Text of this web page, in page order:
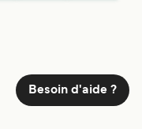
Besoin d'aide ?